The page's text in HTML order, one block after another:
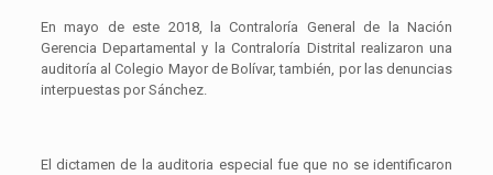
En mayo de este 2018, la Contraloría General de la Nación
Gerencia Departamental y la Contraloría Distrital realizaron una
auditoría al Colegio Mayor de Bolívar, también, por las denuncias
interpuestas por Sánchez.
El dictamen de la auditoria especial fue que no se identificaron